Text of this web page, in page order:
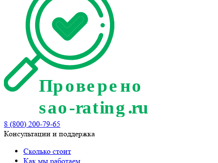
8 (800) 200-79-65
Консультации и поддержка
Сколько стоит
Как мы работаем